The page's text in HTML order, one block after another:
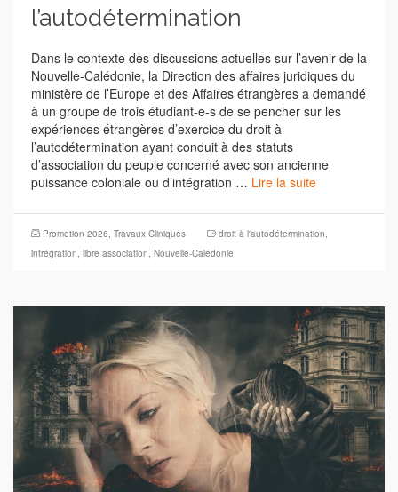
l’autodétermination
Dans le contexte des discussions actuelles sur l’avenir de la
Nouvelle-Calédonie, la Direction des affaires juridiques du
ministère de l’Europe et des Affaires étrangères a demandé
à un groupe de trois étudiant-e-s de se pencher sur les
expériences étrangères d’exercice du droit à
l’autodétermination ayant conduit à des statuts
d’association du peuple concerné avec son ancienne
puissance coloniale ou d’intégration … Lire la suite
Promotion 2026, Travaux Cliniques droit à l'autodétermination,
intrégration, libre association, Nouvelle-Calédonie